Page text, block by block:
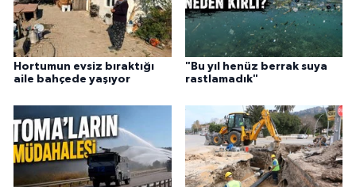
Hortumun evsiz bıraktığı
aile bahçede yaşıyor
"Bu yıl henüz berrak suya
rastlamadık"